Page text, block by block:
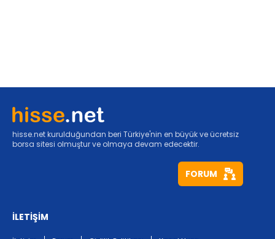
hisse.net kurulduğundan beri Türkiye'nin en büyük ve ücretsiz
borsa sitesi olmuştur ve olmaya devam edecektir.
FORUM
İLETİŞİM